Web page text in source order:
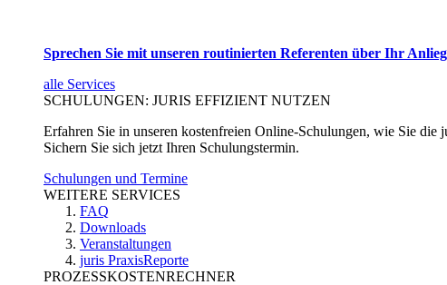
Sprechen Sie mit unseren routinierten Referenten über Ihr
alle Services
SCHULUNGEN: JURIS EFFIZIENT NUTZEN
Erfahren Sie in unseren kostenfreien Online-Schulungen, wie Sie die
Sichern Sie sich jetzt Ihren Schulungstermin.
Schulungen und Termine
WEITERE SERVICES
FAQ
Downloads
Veranstaltungen
juris PraxisReporte
PROZESSKOSTENRECHNER